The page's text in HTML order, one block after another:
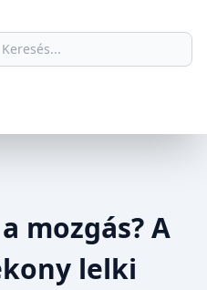
ikon
mozgás? A
lelki